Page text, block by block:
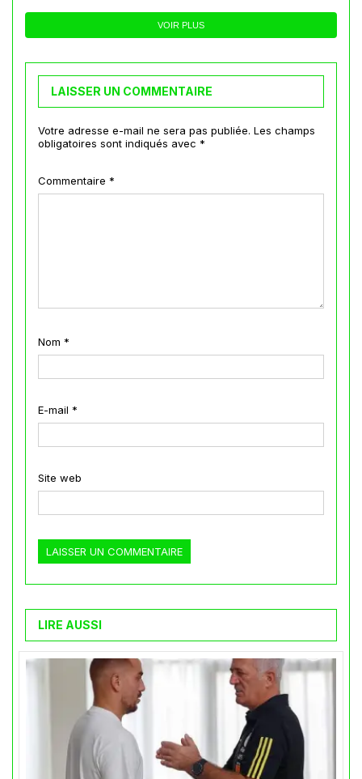
VOIR PLUS
LAISSER UN COMMENTAIRE
Votre adresse e-mail ne sera pas publiée. Les champs
obligatoires sont indiqués avec *
Commentaire *
Nom *
E-mail *
Site web
LIRE AUSSI